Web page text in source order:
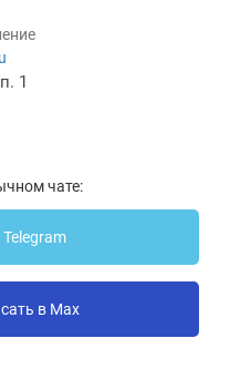
1
чате:
в Max